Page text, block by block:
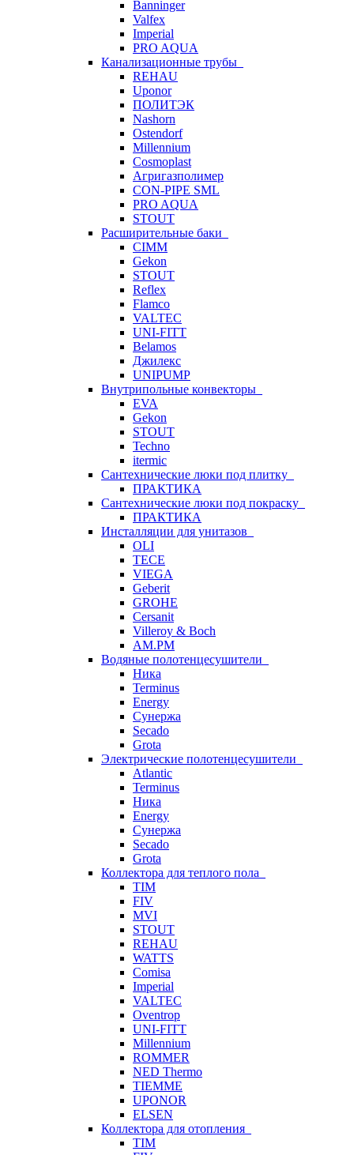
Banninger
Valfex
Imperial
PRO AQUA
Канализационные трубы
REHAU
Uponor
ПОЛИТЭК
Nashorn
Ostendorf
Millennium
Cosmoplast
Агригазполимер
CON-PIPE SML
PRO AQUA
STOUT
Расширительные баки
CIMM
Gekon
STOUT
Reflex
Flamco
VALTEC
UNI-FITT
Belamos
Джилекс
UNIPUMP
Внутрипольные конвекторы
EVA
Gekon
STOUT
Techno
itermic
Сантехнические люки под плитку
ПРАКТИКА
Сантехнические люки под покраску
ПРАКТИКА
Инсталляции для унитазов
OLI
TECE
VIEGA
Geberit
GROHE
Cersanit
Villeroy & Boch
AM.PM
Водяные полотенцесушители
Ника
Terminus
Energy
Сунержа
Secado
Grota
Электрические полотенцесушители
Atlantic
Terminus
Ника
Energy
Сунержа
Secado
Grota
Коллектора для теплого пола
TIM
FIV
MVI
STOUT
REHAU
WATTS
Comisa
Imperial
VALTEC
Oventrop
UNI-FITT
Millennium
ROMMER
NED Thermo
TIEMME
UPONOR
ELSEN
Коллектора для отопления
TIM